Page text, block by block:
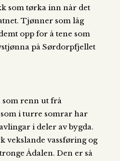
som tørka inn når det
Tjønner som låg
opp for å tene som
på Sørdorpfjellet
som renn ut frå
i turre somrar har
i deler av bygda.
vekslande vassføring og
Ådalen. Den er så